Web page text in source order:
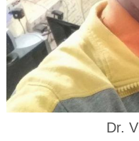
Dr.